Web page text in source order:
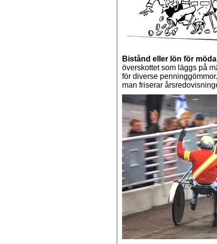
Bistånd eller lön för
överskottet som läggs på
för diverse
man friserar